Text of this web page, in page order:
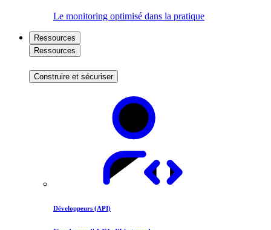
Le monitoring optimisé dans la pratique
Ressources
Ressources
Construire et sécuriser
Développeurs (API)